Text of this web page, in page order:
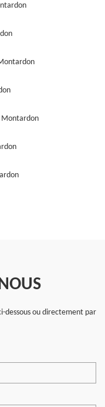
Montardon
dessous ou directement par